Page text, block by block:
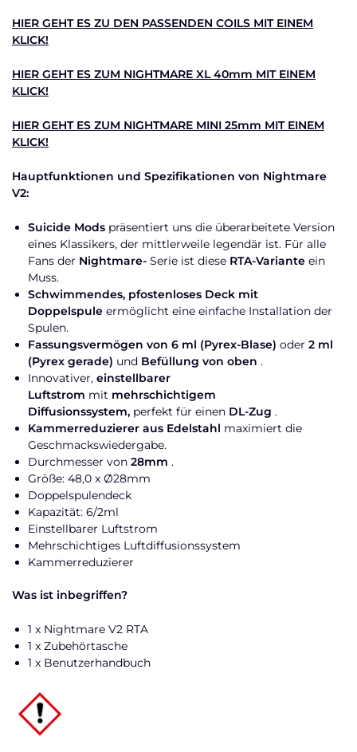
HIER GEHT ES ZU DEN PASSENDEN COILS MIT EINEM
KLICK!
HIER GEHT ES ZUM NIGHTMARE XL 40mm MIT EINEM
KLICK!
HIER GEHT ES ZUM NIGHTMARE MINI 25mm MIT EINEM
KLICK!
Hauptfunktionen und Spezifikationen von Nightmare
V2:
Suicide Mods präsentiert uns die überarbeitete Version
eines Klassikers, der mittlerweile legendär ist. Für alle
Fans der Nightmare- Serie ist diese RTA-Variante ein
Muss.
Schwimmendes, pfostenloses Deck mit
Doppelspule ermöglicht eine einfache Installation der
Spulen.
Fassungsvermögen von 6 ml (Pyrex-Blase) oder 2 ml
(Pyrex gerade) und Befüllung von oben .
Innovativer, einstellbarer
Luftstrom mit mehrschichtigem
Diffusionssystem, perfekt für einen DL-Zug .
Kammerreduzierer aus Edelstahl maximiert die
Geschmackswiedergabe.
Durchmesser von 28mm .
Größe: 48,0 x Ø28mm
Doppelspulendeck
Kapazität: 6/2ml
Einstellbarer Luftstrom
Mehrschichtiges Luftdiffusionssystem
Kammerreduzierer
Was ist inbegriffen?
1 x Nightmare V2 RTA
1 x Zubehörtasche
1 x Benutzerhandbuch